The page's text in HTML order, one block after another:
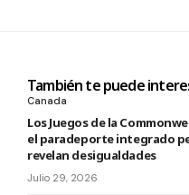
También te puede
Canada
Los Juegos de la
el paradeporte integrado
revelan desigualdades
Julio 29, 2026